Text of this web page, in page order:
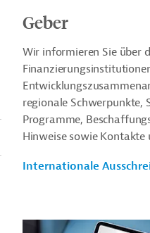
Geber
Wir informieren Sie über
regionale Schwerpunkte,
Programme,
Hinweise sowie Kontakte
Internationale